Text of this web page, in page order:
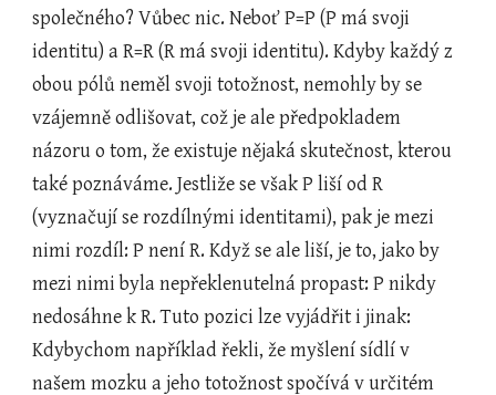
společného? Vůbec nic. Neboť P=P (P má svoji
identitu) a R=R (R má svoji identitu). Kdyby každý z
obou pólů neměl svoji totožnost, nemohly by se
vzájemně odlišovat, což je ale předpokladem
názoru o tom, že existuje nějaká skutečnost, kterou
také poznáváme. Jestliže se však P liší od R
(vyznačují se rozdílnými identitami), pak je mezi
nimi rozdíl: P není R. Když se ale liší, je to, jako by
mezi nimi byla nepřeklenutelná propast: P nikdy
nedosáhne k R. Tuto pozici lze vyjádřit i jinak:
Kdybychom například řekli, že myšlení sídlí v
našem mozku a jeho totožnost spočívá v určitém